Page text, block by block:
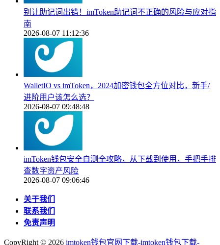
别让助记词出错！imToken助记词不正确的风险与应对指
南
2026-08-07 11:12:36
WalletIO vs imToken，2024加密钱包全方位对比，新手/
进阶用户该怎么选？
2026-08-07 09:48:48
imToken钱包安全自测全攻略，从下载到使用，手把手排
查数字资产风险
2026-08-07 09:06:46
关于我们
联系我们
免责声明
CopyRight © 2026 imtoken钱包官网下载-imtoken钱包下载-